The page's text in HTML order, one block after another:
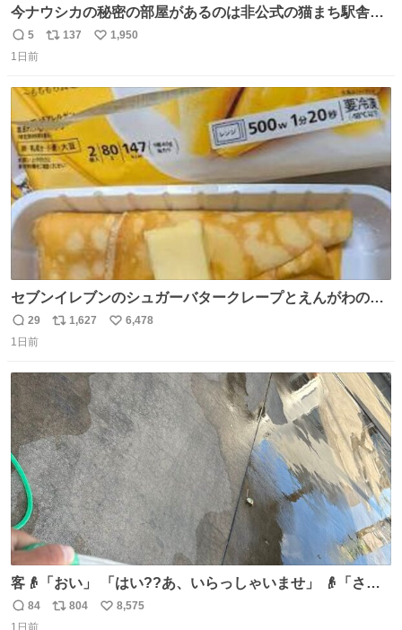
今ナウシカの秘密の部屋があるのは非公式の猫まち駅舎だ
けだもんね。本物が欲しいね
返
信
5
リ
ト
数
137
い
数
1,950
1日前
セブンイレブンのシュガーバタークレープとえんがわの寿
司を探している人へ！ シュガーバタークレープは目黒、品
川、蒲田、渋谷、川崎、横浜、鶴見、九州の一部エリア限
ころ少ないですが見つけたら即買いです🤩❣️
返
信
29
リ
ト
数
1,627
い
数
6,478
1日前
客👴「おい」 「はい??あ、いらっしゃいませ」 👴「さっ
きからずっと水出しっぱなしでもったいないだろ」 「静電
気を逃がし、熱くなった地面の温度を下げ、引火事故の防
返
84
リ
804
い
8,575
1日前